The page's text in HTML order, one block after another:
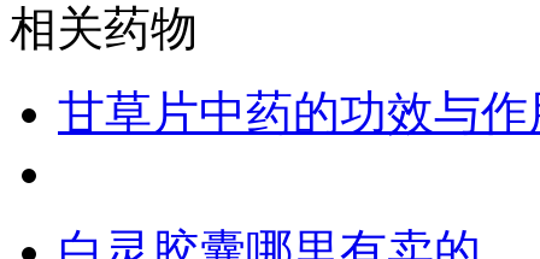
相关药物
甘草片中药的功效与作